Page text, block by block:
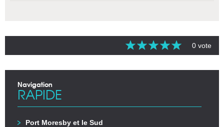
0 vote
Navigation
RAPIDE
Port Moresby et le Sud